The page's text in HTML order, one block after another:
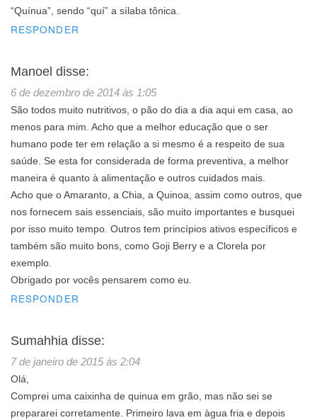
“Quínua”, sendo “quí” a sílaba tônica.
RESPONDER
Manoel disse:
6 de dezembro de 2014 às 1:05
São todos muito nutritivos, o pão do dia a dia aqui em casa, ao
menos para mim. Acho que a melhor educação que o ser
humano pode ter em relação a si mesmo é a respeito de sua
saúde. Se esta for considerada de forma preventiva, a melhor
maneira é quanto à alimentação e outros cuidados mais.
Acho que o Amaranto, a Chia, a Quinoa, assim como outros, que
nos fornecem sais essenciais, são muito importantes e busquei
por isso muito tempo. Outros tem princípios ativos específicos e
também são muito bons, como Goji Berry e a Clorela por
exemplo.
Obrigado por vocês pensarem como eu.
RESPONDER
Sumahhia disse:
7 de janeiro de 2015 às 2:04
Olá,
Comprei uma caixinha de quinua em grão, mas não sei se
prepararei corretamente. Primeiro lava em àgua fria e depois